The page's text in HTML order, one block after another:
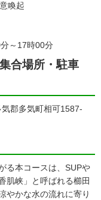
喚起
～17時00分
合場所・駐車
郡多気町相可1587-
る本コースは、SUPや
肌峡」と呼ばれる櫛田
やかな水の流れに寄り